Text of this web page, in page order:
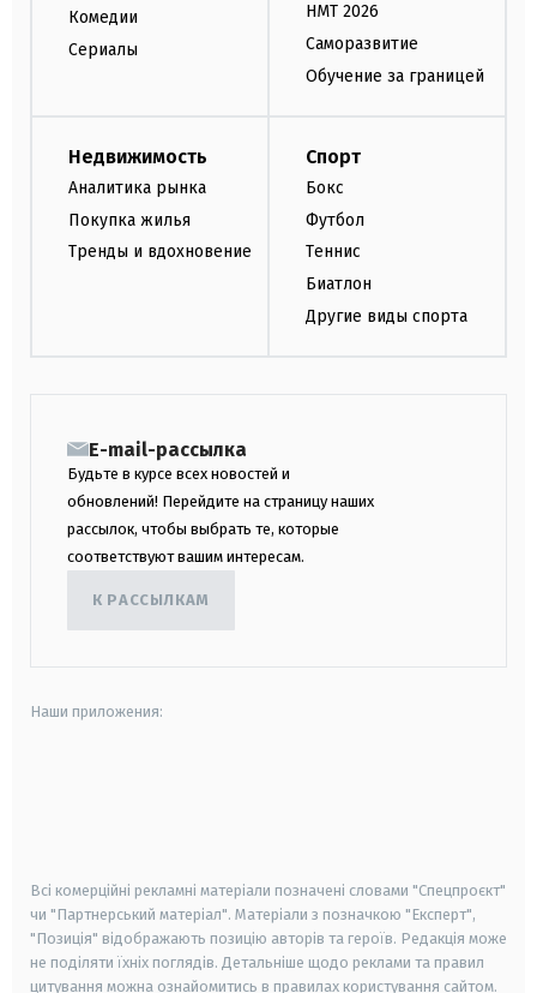
Комедии
Сериалы
НМТ 2026
Саморазвитие
Обучение за границей
Недвижимость
Аналитика рынка
Покупка жилья
Тренды и вдохновение
Спорт
Бокс
Футбол
Теннис
Биатлон
Другие виды спорта
E-mail-рассылка
Будьте в курсе всех новостей и
обновлений! Перейдите на страницу наших
рассылок, чтобы выбрать те, которые
соответствуют вашим интересам.
К РАССЫЛКАМ
Наши приложения:
Всі комерційні рекламні матеріали позначені словами "Спецпроєкт"
чи "Партнерський матеріал". Матеріали з позначкою "Експерт",
"Позиція" відображають позицію авторів та героїв. Редакція може
не поділяти їхніх поглядів. Детальніше щодо реклами та правил
цитування можна ознайомитись в правилах користування сайтом.